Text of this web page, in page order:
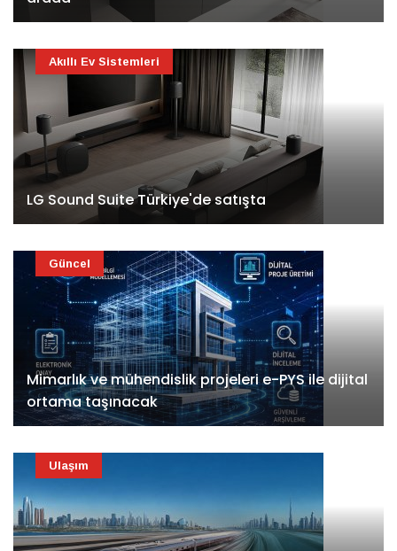
LG Sound Suite Türkiye'de satışta
Akıllı Ev Sistemleri
Mimarlık ve mühendislik projeleri e-PYS ile dijital
ortama taşınacak
Güncel
Ulaşım